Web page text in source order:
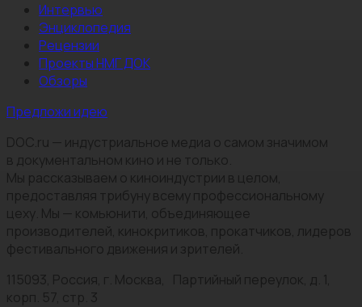
Интервью
Энциклопедия
Рецензии
Проекты НМГ ДОК
Обзоры
Предложи идею
DOC.ru — индустриальное медиа о самом значимом
в документальном кино и не только.
Мы рассказываем о киноиндустрии в целом,
предоставляя трибуну всему профессиональному
цеху. Мы — комьюнити, объединяющее
производителей, кинокритиков, прокатчиков, лидеров
фестивального движения и зрителей.
115093, Россия, г. Москва, Партийный переулок, д. 1,
корп. 57, стр. 3